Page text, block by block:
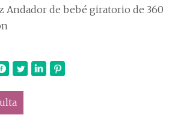
Andador de bebé giratorio de 360